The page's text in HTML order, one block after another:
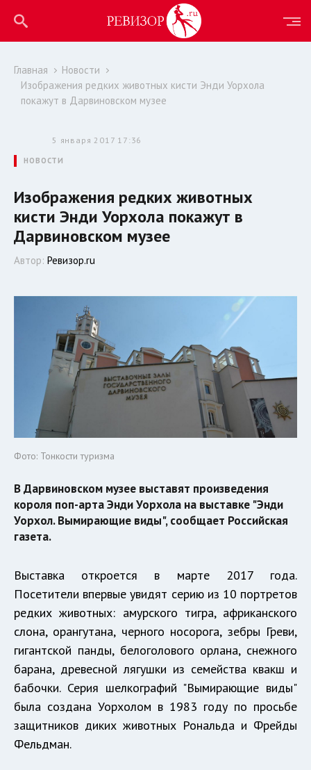
Главная
Новости
Изображения редких животных кисти Энди Уорхола
покажут в Дарвиновском музее
5 января 2017 17:36
НОВОСТИ
Изображения редких животных
кисти Энди Уорхола покажут в
Дарвиновском музее
Автор: Ревизор.ru
Фото: Тонкости туризма
В Дарвиновском музее выставят произведения
короля поп-арта Энди Уорхола на выставке "Энди
Уорхол. Вымирающие виды", сообщает Российская
газета.
Выставка откроется в марте 2017 года.
Посетители впервые увидят серию из 10 портретов
редких животных: амурского тигра, африканского
слона, орангутана, черного носорога, зебры Греви,
гигантской панды, белоголового орлана, снежного
барана, древесной лягушки из семейства квакш и
бабочки. Серия шелкографий "Вымирающие виды"
была создана Уорхолом в 1983 году по просьбе
защитников диких животных Рональда и Фрейды
Фельдман.